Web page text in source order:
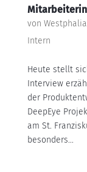
von
Intern
Heute stellt
Interview
der
DeepEye
am St.
besonders...